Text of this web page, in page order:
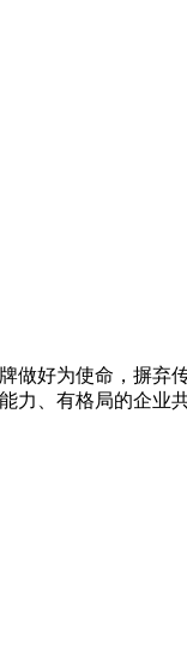
做好为使命，摒弃
力、有格局的企业